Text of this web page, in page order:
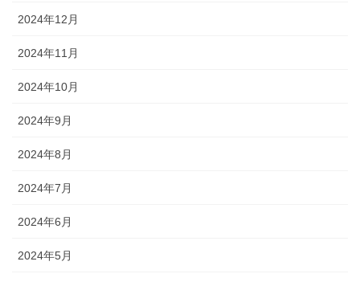
2024年12月
2024年11月
2024年10月
2024年9月
2024年8月
2024年7月
2024年6月
2024年5月